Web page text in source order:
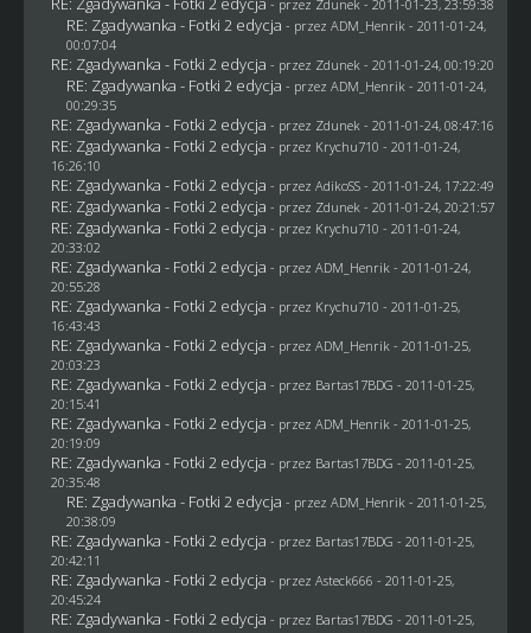
- przez Zdunek - 2011-01-23, 23:59:38
RE: Zgadywanka - Fotki 2 edycja - przez ADM_Henrik - 2011-01-24,
00:07:04
RE: Zgadywanka - Fotki 2 edycja - przez Zdunek - 2011-01-24, 00:19:20
RE: Zgadywanka - Fotki 2 edycja - przez ADM_Henrik - 2011-01-24,
00:29:35
RE: Zgadywanka - Fotki 2 edycja - przez Zdunek - 2011-01-24, 08:47:16
RE: Zgadywanka - Fotki 2 edycja - przez Krychu710 - 2011-01-24,
16:26:10
RE: Zgadywanka - Fotki 2 edycja - przez AdikoSS - 2011-01-24, 17:22:49
RE: Zgadywanka - Fotki 2 edycja - przez Zdunek - 2011-01-24, 20:21:57
RE: Zgadywanka - Fotki 2 edycja - przez Krychu710 - 2011-01-24,
20:33:02
RE: Zgadywanka - Fotki 2 edycja - przez ADM_Henrik - 2011-01-24,
20:55:28
RE: Zgadywanka - Fotki 2 edycja - przez Krychu710 - 2011-01-25,
16:43:43
RE: Zgadywanka - Fotki 2 edycja - przez ADM_Henrik - 2011-01-25,
20:03:23
RE: Zgadywanka - Fotki 2 edycja - przez Bartas17BDG - 2011-01-25,
20:15:41
RE: Zgadywanka - Fotki 2 edycja - przez ADM_Henrik - 2011-01-25,
20:19:09
RE: Zgadywanka - Fotki 2 edycja - przez Bartas17BDG - 2011-01-25,
20:35:48
RE: Zgadywanka - Fotki 2 edycja - przez ADM_Henrik - 2011-01-25,
20:38:09
RE: Zgadywanka - Fotki 2 edycja - przez Bartas17BDG - 2011-01-25,
20:42:11
RE: Zgadywanka - Fotki 2 edycja - przez Asteck666 - 2011-01-25,
20:45:24
RE: Zgadywanka - Fotki 2 edycja - przez Bartas17BDG - 2011-01-25,